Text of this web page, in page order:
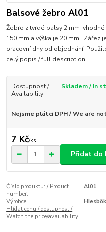
Balsové žebro Al01
Žebro z tvrdé balsy 2 mm
150 mm a výška je 20 mm. Zářez
pracovní dny od objednání.
celý popis / full description
Dostupnost /
Availability
Skladem / In
Nejsme plátci DPH / We are
7 Kč/ks
Přidat do
Číslo produktu: / Product
number:
Al01
Výrobce:
Hlídat cenu / dostupnost /
Watch the price/availability